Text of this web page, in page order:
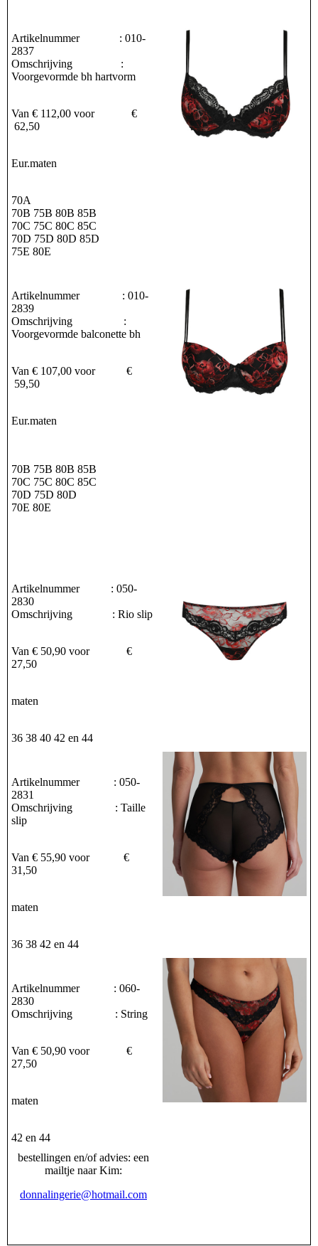
Artikelnummer : 010-
2837
Omschrijving :
Voorgevormde bh hartvorm
Van € 112,00 voor €
62,50
Eur.maten
70A
70B 75B 80B 85B
70C 75C 80C 85C
70D 75D 80D 85D
75E 80E
Artikelnummer : 010-
2839
Omschrijving :
Voorgevormde balconette bh
Van € 107,00 voor €
59,50
Eur.maten
70B 75B 80B 85B
70C 75C 80C 85C
70D 75D 80D
70E 80E
Artikelnummer : 050-
2830
Omschrijving : Rio slip
Van € 50,90 voor €
27,50
maten
36 38 40 42 en 44
Artikelnummer : 050-
2831
Omschrijving : Taille
slip
Van € 55,90 voor €
31,50
maten
36 38 42 en 44
Artikelnummer : 060-
2830
Omschrijving : String
Van € 50,90 voor €
27,50
maten
42 en 44
bestellingen en/of advies: een
mailtje naar Kim:
donnalingerie@hotmail.com